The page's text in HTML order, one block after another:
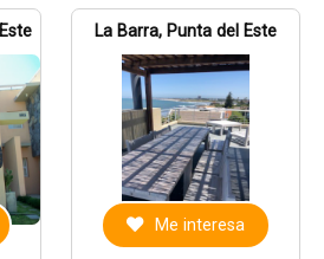
La Barra, Punta del Este
Me interesa